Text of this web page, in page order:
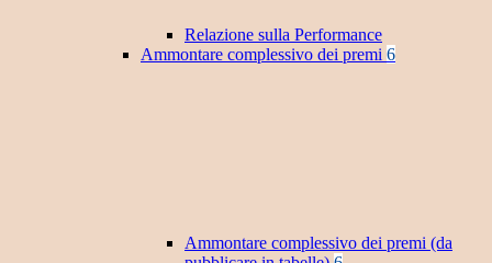
Relazione sulla Performance
Ammontare complessivo dei premi 6
Ammontare complessivo dei premi (da